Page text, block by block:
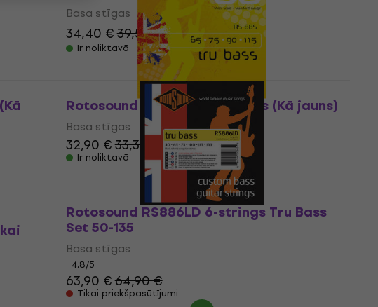
Basa stīgas
34,40 €39,50 €
- 13 %
Ir noliktavā
Rotosound RS88S Basa stīgas (Kā jauns)
Basa stīgas
32,90 €33,30 €
Ir noliktavā
Rotosound RS886LD 6-strings Tru Bass
Set 50-135
Basa stīgas
4,8/5
63,90 €64,90 €
Tikai priekšpasūtījumi